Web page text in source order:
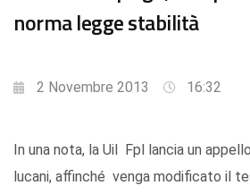
norma legge stabilità
2 Novembre 2013 16:32
In una nota, la Uil Fpl lancia un
lucani, affinché venga modificato il